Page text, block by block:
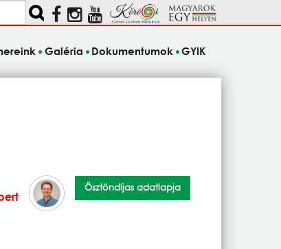
Galéria Dokumentumok GYIK
Ösztöndíjas adatlapja